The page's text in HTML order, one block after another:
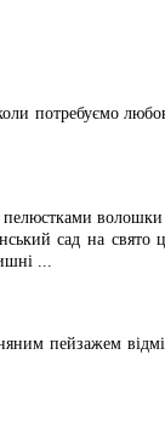
потребуємо
волошки
сад на
...
пейзажем